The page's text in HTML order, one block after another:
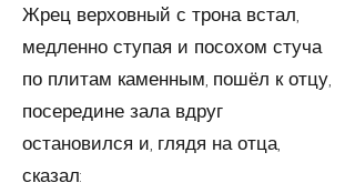
Жрец верховный с трона встал,
медленно ступая и по­сохом стуча
по плитам каменным, пошёл к отцу,
посере­дине зала вдруг
остановился и, глядя на отца,
сказал: